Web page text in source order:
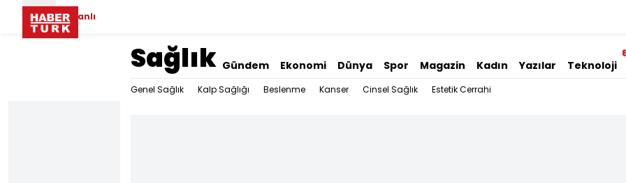
Canlı
Sağlık Gündem Ekonomi Dünya Spor Magazin Kadın Yazılar Teknoloji
Genel Sağlık Kalp Sağlığı Beslenme Kanser Cinsel Sağlık Estetik Cerrahi